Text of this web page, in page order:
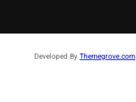
Developed By Themegrove.com